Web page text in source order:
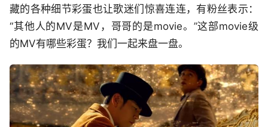
藏的各种细节彩蛋也让歌迷们惊喜连连，有粉丝表示：
“其他人的MV是MV，哥哥的是movie。”这部movie级
的MV有哪些彩蛋？我们一起来盘一盘。